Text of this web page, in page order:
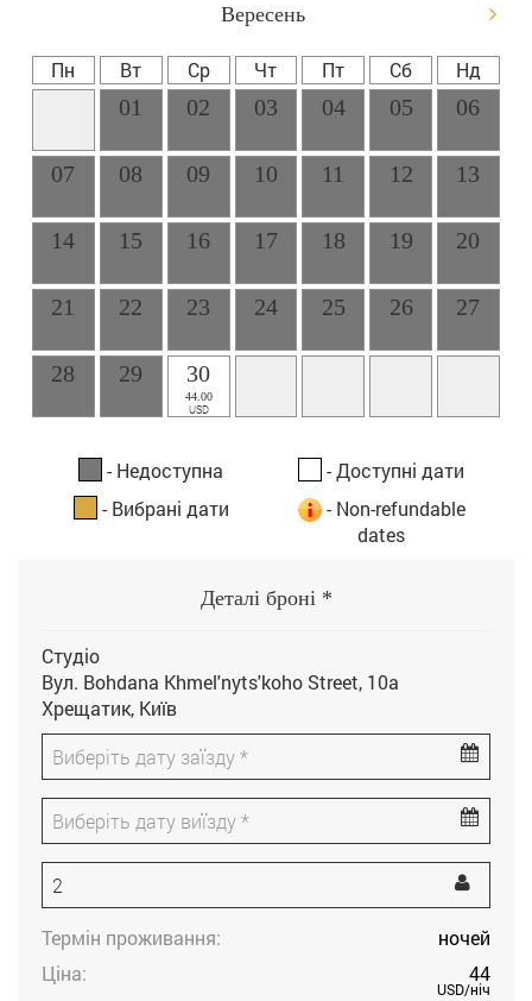
Вересень
Пн Вт Ср Чт Пт Сб Нд
01 02 03 04 05 06
07 08 09 10 11 12 13
14 15 16 17 18 19 20
21 22 23 24 25 26 27
28 29 30
44.00
USD
- Недоступна
- Доступні дати
- Вибрані дати
- Non-refundable
dates
Деталі броні *
Студіо
Вул. Bohdana Khmel'nyts'koho Street, 10а
Хрещатик, Київ
Термін проживання:
ночей
Ціна:
44
USD/ніч